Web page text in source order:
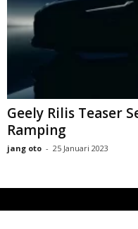
Geely Rilis Teaser
Ramping
jang oto - 25 Januari 2023